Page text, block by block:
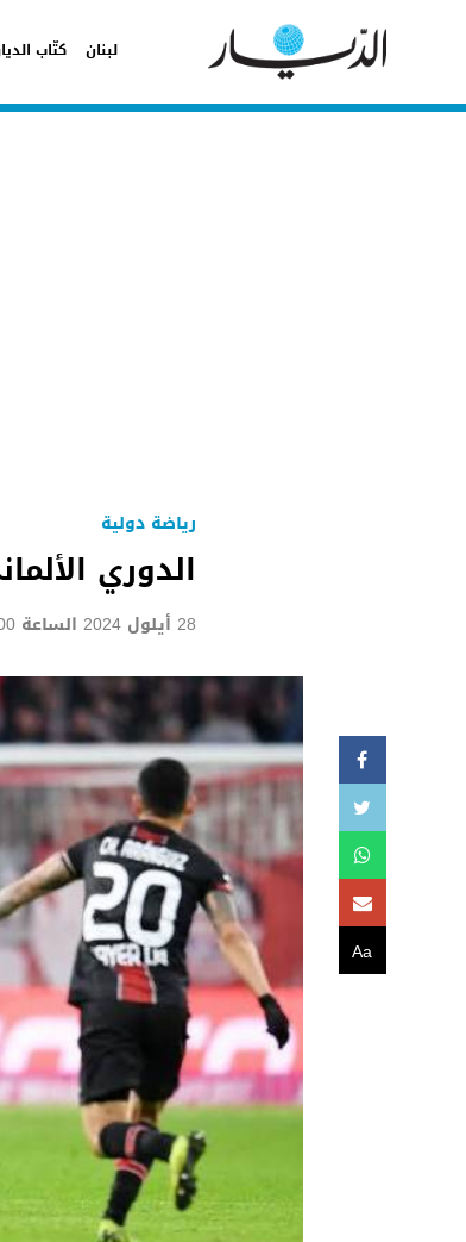
لبنان كتّاب
رياضة دولية
الدوري
28 أيلول 2024 الساعة 00:00
Aa